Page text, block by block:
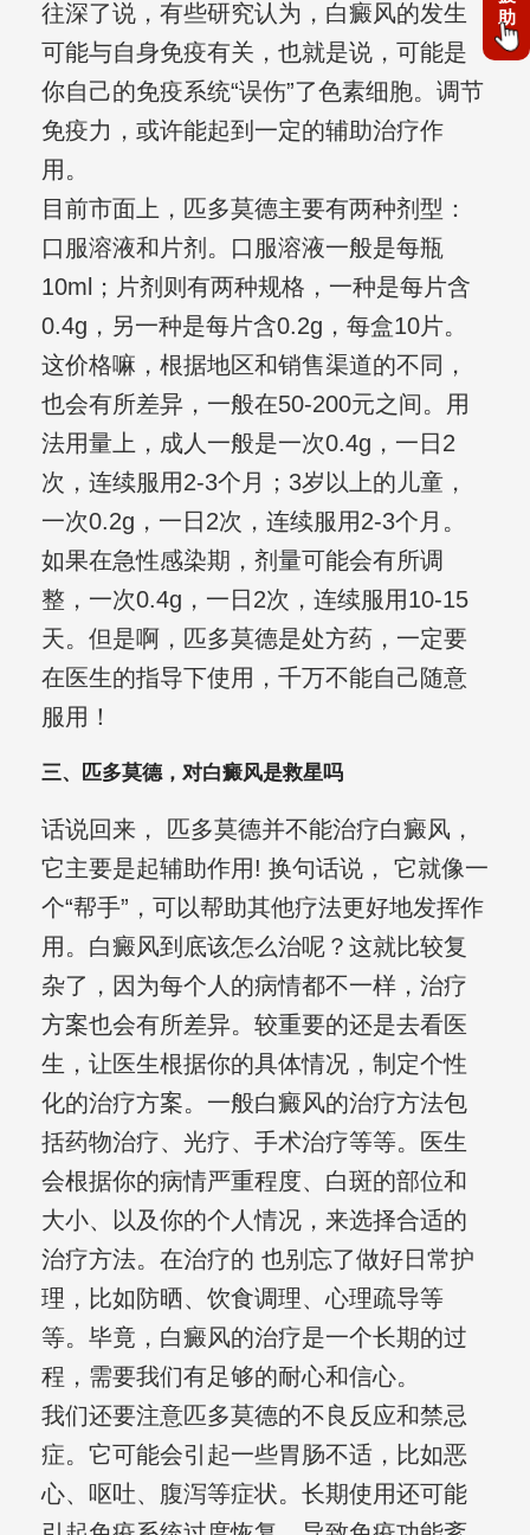
往深了说，有些研究认为，白癜风的发生
可能与自身免疫有关，也就是说，可能是
你自己的免疫系统“误伤”了色素细胞。调节
免疫力，或许能起到一定的辅助治疗作
用。
目前市面上，匹多莫德主要有两种剂型：
口服溶液和片剂。口服溶液一般是每瓶
10ml；片剂则有两种规格，一种是每片含
0.4g，另一种是每片含0.2g，每盒10片。
这价格嘛，根据地区和销售渠道的不同，
也会有所差异，一般在50-200元之间。用
法用量上，成人一般是一次0.4g，一日2
次，连续服用2-3个月；3岁以上的儿童，
一次0.2g，一日2次，连续服用2-3个月。
如果在急性感染期，剂量可能会有所调
整，一次0.4g，一日2次，连续服用10-15
天。但是啊，匹多莫德是处方药，一定要
在医生的指导下使用，千万不能自己随意
服用！
三、匹多莫德，对白癜风是救星吗
话说回来， 匹多莫德并不能治疗白癜风，
它主要是起辅助作用! 换句话说， 它就像一
个“帮手”，可以帮助其他疗法更好地发挥作
用。白癜风到底该怎么治呢？这就比较复
杂了，因为每个人的病情都不一样，治疗
方案也会有所差异。较重要的还是去看医
生，让医生根据你的具体情况，制定个性
化的治疗方案。一般白癜风的治疗方法包
括药物治疗、光疗、手术治疗等等。医生
会根据你的病情严重程度、白斑的部位和
大小、以及你的个人情况，来选择合适的
治疗方法。在治疗的 也别忘了做好日常护
理，比如防晒、饮食调理、心理疏导等
等。毕竟，白癜风的治疗是一个长期的过
程，需要我们有足够的耐心和信心。
我们还要注意匹多莫德的不良反应和禁忌
症。它可能会引起一些胃肠不适，比如恶
心、呕吐、腹泻等症状。长期使用还可能
助